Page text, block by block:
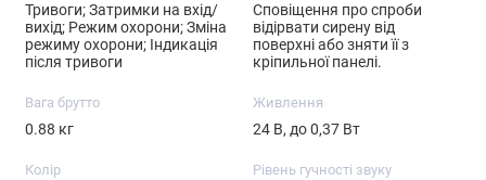
Тривоги; Затримки на вхід/
вихід; Режим охорони; Зміна
режиму охорони; Індикація
після тривоги
Сповіщення про спроби
відірвати сирену від
поверхні або зняти її з
кріпильної панелі.
Вага брутто
0.88 кг
Живлення
24 В, до 0,37 Вт
Колір Рівень гучності звуку